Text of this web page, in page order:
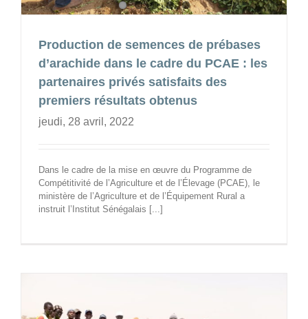
Production de semences de prébases
d’arachide dans le cadre du PCAE : les
partenaires privés satisfaits des
premiers résultats obtenus
jeudi, 28 avril, 2022
Dans le cadre de la mise en œuvre du Programme de
Compétitivité de l’Agriculture et de l’Élevage (PCAE), le
ministère de l’Agriculture et de l’Équipement Rural a
instruit l’Institut Sénégalais [...]